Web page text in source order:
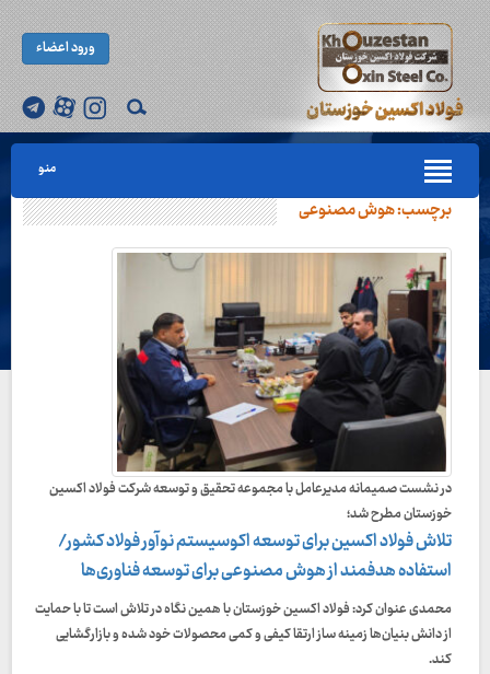
ورود اعضاء
منو
برچسب:هوش مصنوعی
در نشست صمیمانه مدیرعامل با مجموعه تحقیق و توسعه شرکت فولاد اکسین
خوزستان مطرح شد؛
تلاش فولاد اکسین برای توسعه اکوسیستم نوآور فولاد کشور/
استفاده هدفمند از هوش مصنوعی برای توسعه فناوری‌ها
محمدی عنوان کرد: فولاد اکسین خوزستان با همین نگاه در تلاش است تا با حمایت
از دانش بنیان‌ها زمینه ساز ارتقا کیفی و کمی محصولات خود شده و بازارگشایی
کند.